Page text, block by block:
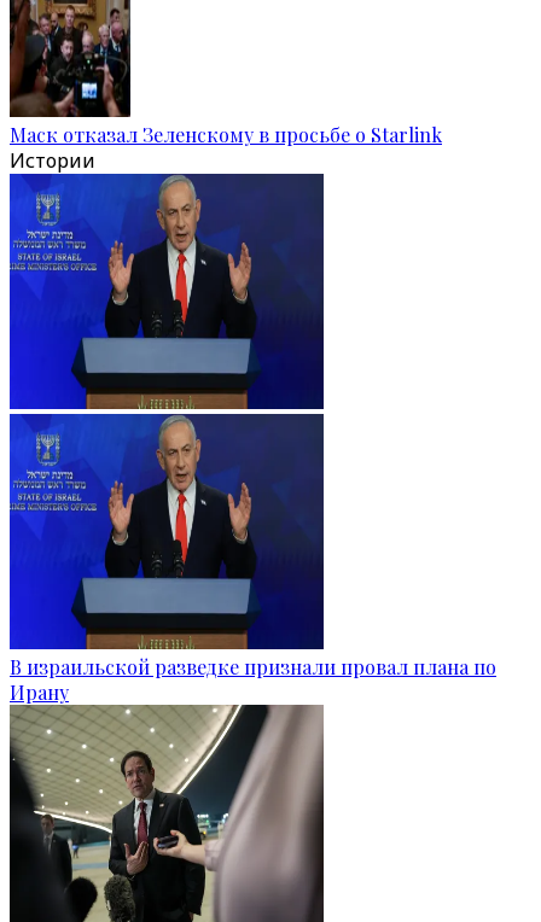
Маск отказал Зеленскому в просьбе о Starlink
Истории
В израильской разведке признали провал плана по
Ирану